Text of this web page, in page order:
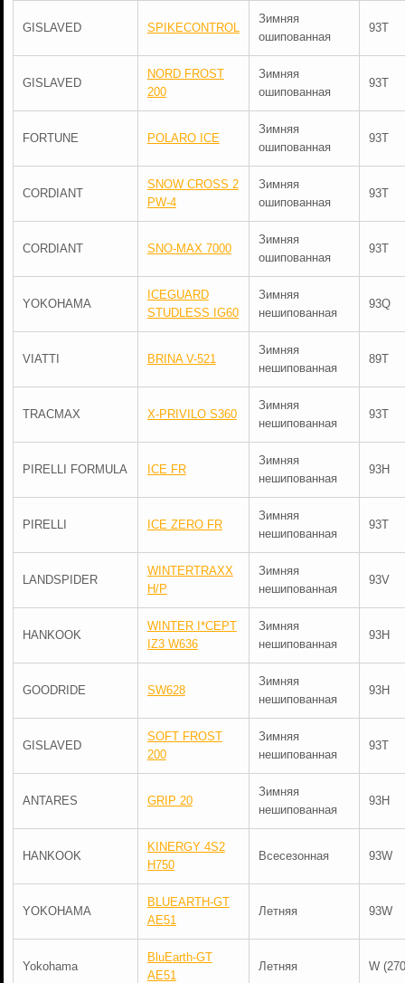
GISLAVED SPIKECONTROL
Зимняя
ошипованная
93T
GISLAVED
NORD FROST
200
Зимняя
ошипованная
93T
FORTUNE POLARO ICE
Зимняя
ошипованная
93T
CORDIANT
SNOW CROSS 2
PW-4
Зимняя
ошипованная
93T
CORDIANT SNO-MAX 7000
Зимняя
ошипованная
93T
YOKOHAMA
ICEGUARD
STUDLESS IG60
Зимняя
нешипованная
93Q
VIATTI BRINA V-521
Зимняя
нешипованная
89T
TRACMAX X-PRIVILO S360
Зимняя
нешипованная
93T
PIRELLI FORMULA ICE FR
Зимняя
нешипованная
93H
PIRELLI ICE ZERO FR
Зимняя
нешипованная
93T
LANDSPIDER
WINTERTRAXX
H/P
Зимняя
нешипованная
93V
HANKOOK
WINTER I*CEPT
IZ3 W636
Зимняя
нешипованная
93H
GOODRIDE SW628
Зимняя
нешипованная
93H
GISLAVED
SOFT FROST
200
Зимняя
нешипованная
93T
ANTARES GRIP 20
Зимняя
нешипованная
93H
HANKOOK
KINERGY 4S2
H750
Всесезонная 93W
YOKOHAMA
BLUEARTH-GT
AE51
Летняя 93W
Yokohama
BluEarth-GT
AE51
Летняя W